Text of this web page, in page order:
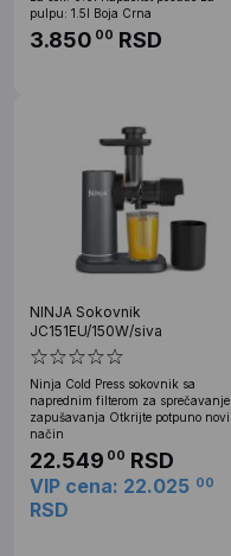
pulpu: 1.5l Boja Crna
3.850 00 RSD
NINJA Sokovnik
JC151EU/150W/siva
Ninja Cold Press sokovnik sa
naprednim filterom za sprečavanje
zapušavanja Otkrijte potpuno novi
način
22.549 00 RSD
VIP cena: 22.025 00
RSD